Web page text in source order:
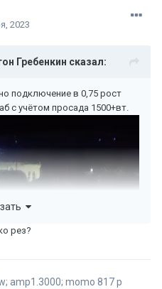
2023
Гребенкин сказал:
подключение в 0,75 рост
с учётом просада 1500+вт.
рез?
amp1.3000; momo 817 p